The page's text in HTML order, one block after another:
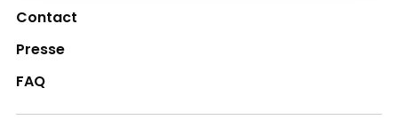
Contact
Presse
FAQ